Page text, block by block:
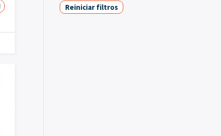
Reiniciar filtros